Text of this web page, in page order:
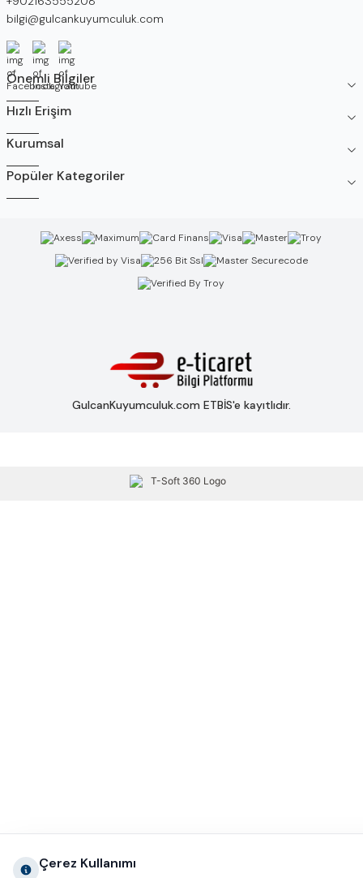
E-Posta
bilgi@gulcankuyumculuk.com
Facebook
İnstagramYoutube
Önemli Bilgiler
Hızlı Erişim
Kurumsal
Popüler Kategoriler
GulcanKuyumculuk.com ETBİS'e kayıtlıdır.
Çerez Kullanımı